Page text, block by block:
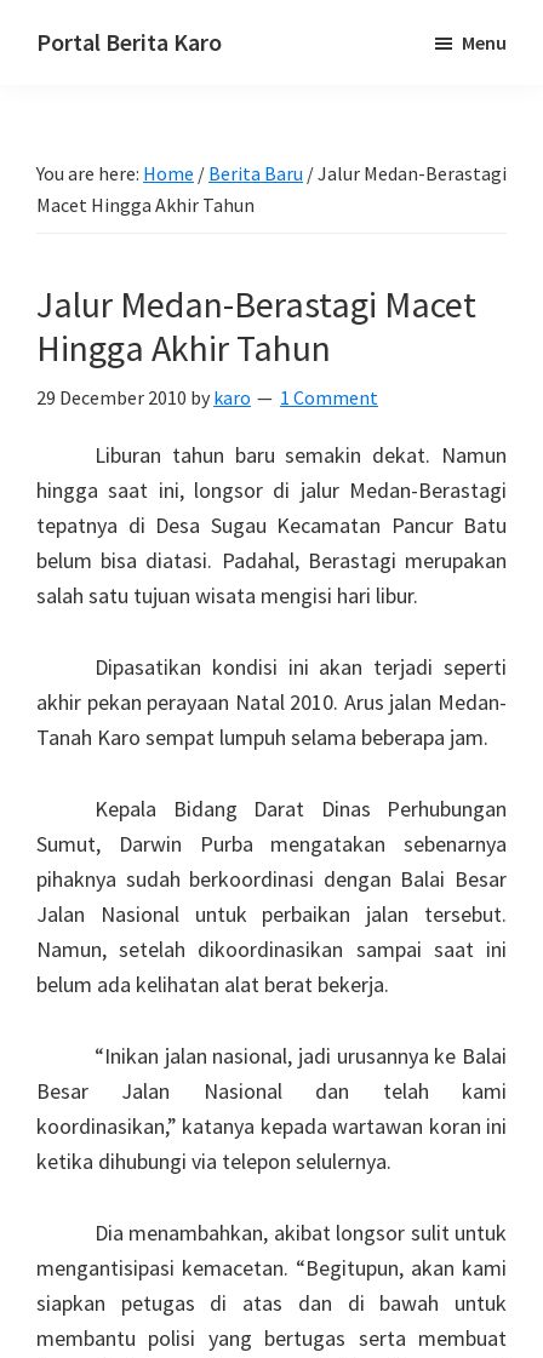
Portal Berita Karo
Karo,
sejarah
Menu
You are here: Home / Berita Baru /Jalur Medan-Berastagi
Macet Hingga Akhir Tahun
Jalur Medan-Berastagi Macet
Hingga Akhir Tahun
29 December 2010 by karo 1 Comment
Liburan tahun baru semakin dekat. Namun
hingga saat ini, longsor di jalur Medan-Berastagi
tepatnya di Desa Sugau Kecamatan Pancur Batu
belum bisa diatasi. Padahal, Berastagi merupakan
salah satu tujuan wisata mengisi hari libur.
Dipasatikan kondisi ini akan terjadi seperti
akhir pekan perayaan Natal 2010. Arus jalan Medan-
Tanah Karo sempat lumpuh selama beberapa jam.
Kepala Bidang Darat Dinas Perhubungan
Sumut, Darwin Purba mengatakan sebenarnya
pihaknya sudah berkoordinasi dengan Balai Besar
Jalan Nasional untuk perbaikan jalan tersebut.
Namun, setelah dikoordinasikan sampai saat ini
belum ada kelihatan alat berat bekerja.
“Inikan jalan nasional, jadi urusannya ke Balai
Besar Jalan Nasional dan telah kami
koordinasikan,” katanya kepada wartawan koran ini
ketika dihubungi via telepon selulernya.
Dia menambahkan, akibat longsor sulit untuk
mengantisipasi kemacetan. “Begitupun, akan kami
siapkan petugas di atas dan di bawah untuk
membantu polisi yang bertugas serta membuat